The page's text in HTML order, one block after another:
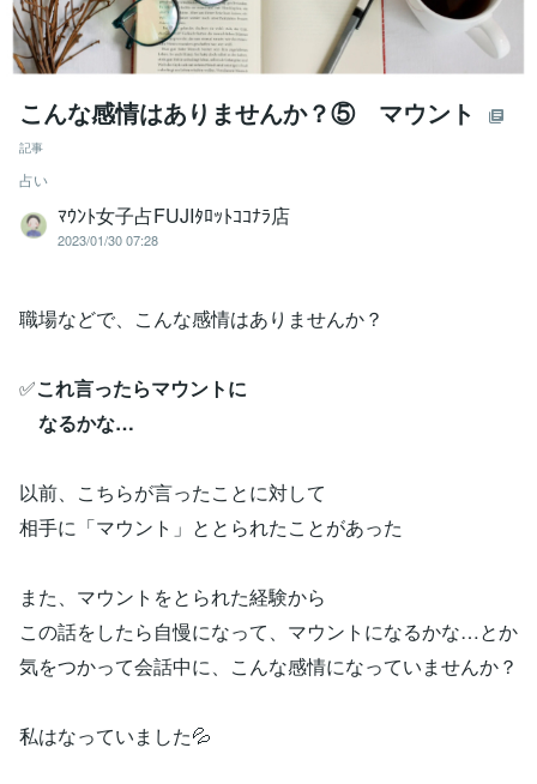
こんな感情はありませんか？⑤ マウント
記事
占い
ﾏｳﾝﾄ女子占FUJIﾀﾛｯﾄｺｺﾅﾗ店
2023/01/30 07:28
職場などで、こんな感情はありませんか？
✅これ言ったらマウントに
なるかな…
以前、こちらが言ったことに対して
相手に「マウント」ととられたことがあった
また、マウントをとられた経験から
この話をしたら自慢になって、マウントになるかな…とか
気をつかって会話中に、こんな感情になっていませんか？
私はなっていました💦